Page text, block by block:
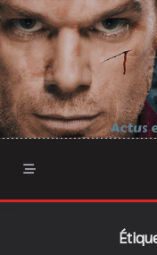
Skip
to
content
Actus